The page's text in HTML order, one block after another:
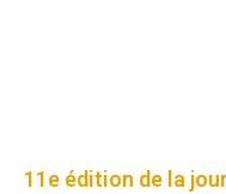
11e édition de la